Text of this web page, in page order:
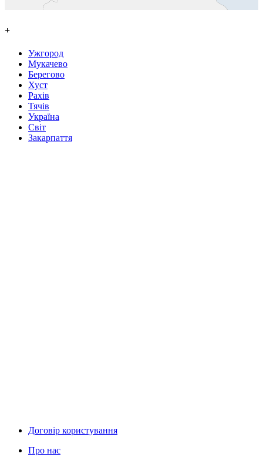
+
Ужгород
Мукачево
Берегово
Хуст
Рахів
Тячів
Україна
Світ
Закарпаття
Договір користування
Про нас